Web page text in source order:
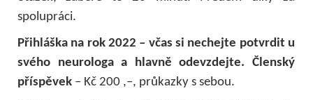
spolupráci.
Přihláška na rok 2022 – včas si nechejte potvrdit u
svého neurologa a hlavně odevzdejte. Členský
příspěvek – Kč 200 ,–, průkazky s sebou.